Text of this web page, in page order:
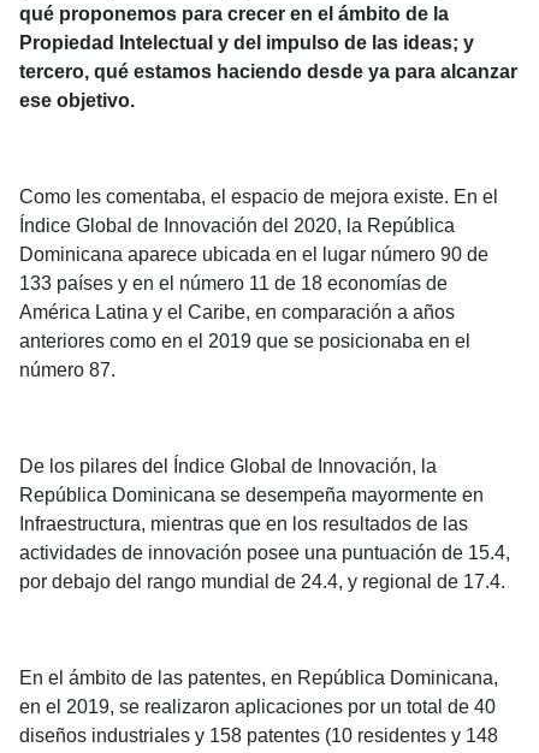
qué proponemos para crecer en el ámbito de la
Propiedad Intelectual y del impulso de las ideas; y
tercero, qué estamos haciendo desde ya para alcanzar
ese objetivo.
Como les comentaba, el espacio de mejora existe. En el
Índice Global de Innovación del 2020, la República
Dominicana aparece ubicada en el lugar número 90 de
133 países y en el número 11 de 18 economías de
América Latina y el Caribe, en comparación a años
anteriores como en el 2019 que se posicionaba en el
número 87.
De los pilares del Índice Global de Innovación, la
República Dominicana se desempeña mayormente en
Infraestructura, mientras que en los resultados de las
actividades de innovación posee una puntuación de 15.4,
por debajo del rango mundial de 24.4, y regional de 17.4.
En el ámbito de las patentes, en República Dominicana,
en el 2019, se realizaron aplicaciones por un total de 40
diseños industriales y 158 patentes (10 residentes y 148